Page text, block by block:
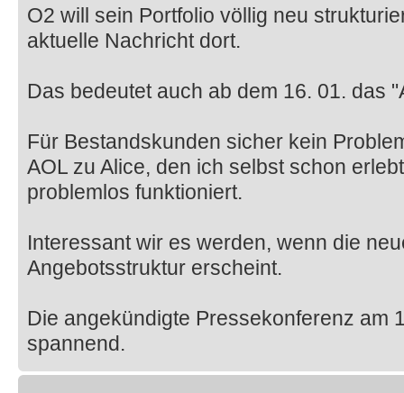
O2 will sein Portfolio völlig neu
aktuelle Nachricht dort.
Das bedeutet auch ab dem 16. 01. das
Für Bestandskunden sicher kein
AOL zu Alice, den ich selbst schon
problemlos funktioniert.
Interessant wir es werden, wenn die
Angebotsstruktur erscheint.
Die angekündigte Pressekonferenz am
spannend.